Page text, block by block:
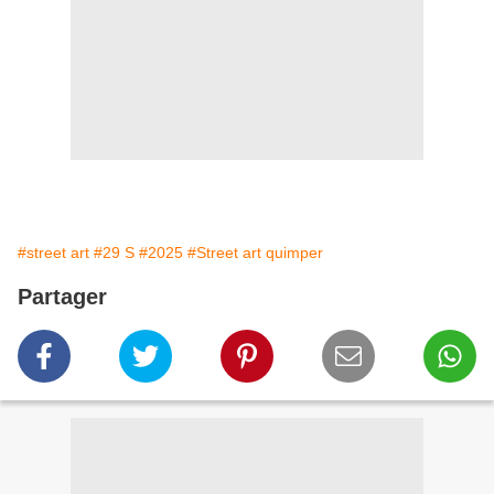
#street art #29 S #2025 #Street art quimper
Partager